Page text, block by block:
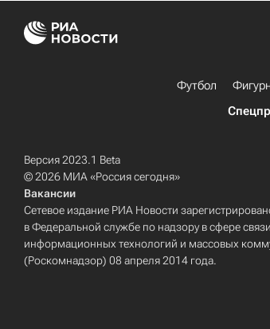
Футбол
Версия 2023.1 Beta
© 2026 МИА «Россия сегодня»
Вакансии
Сетевое издание РИА Новости
в Федеральной службе по надзору в сфере
информационных технологий и массовых
(Роскомнадзор) 08 апреля 2014 года.